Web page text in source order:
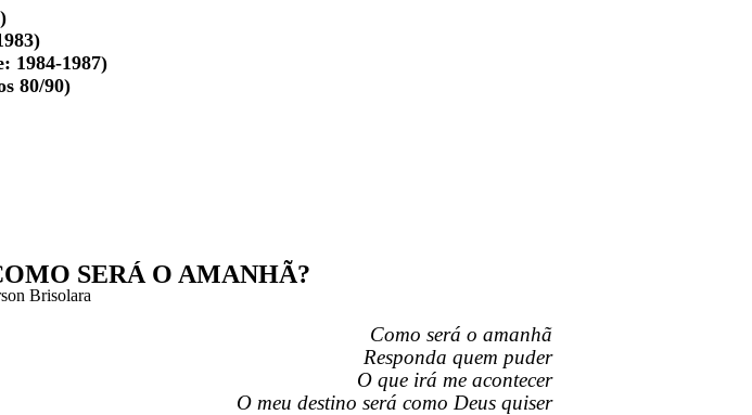
1984-1987)
80/90)
SERÁ O AMANHÃ?
Brisolara
Como será o amanhã
Responda quem puder
O que irá me acontecer
O meu destino será como Deus quiser